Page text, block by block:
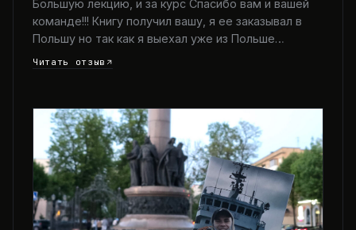
Большую лекцию, и за курс Спасибо вам и вашей
команде!!! Книгу получил вашу, я ее заказывал в
Польшу но так как я выехал уже из Польше…
Читать отзыв